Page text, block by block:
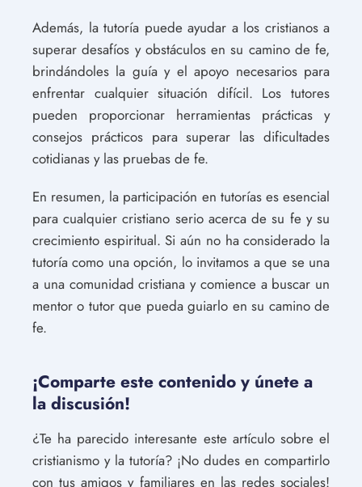
Además, la tutoría puede ayudar a los cristianos a
superar desafíos y obstáculos en su camino de fe,
brindándoles la guía y el apoyo necesarios para
enfrentar cualquier situación difícil. Los tutores
pueden proporcionar herramientas prácticas y
consejos prácticos para superar las dificultades
cotidianas y las pruebas de fe.
En resumen, la participación en tutorías es esencial
para cualquier cristiano serio acerca de su fe y su
crecimiento espiritual. Si aún no ha considerado la
tutoría como una opción, lo invitamos a que se una
a una comunidad cristiana y comience a buscar un
mentor o tutor que pueda guiarlo en su camino de
fe.
¡Comparte este contenido y únete a
la discusión!
¿Te ha parecido interesante este artículo sobre el
cristianismo y la tutoría? ¡No dudes en compartirlo
con tus amigos y familiares en las redes sociales!